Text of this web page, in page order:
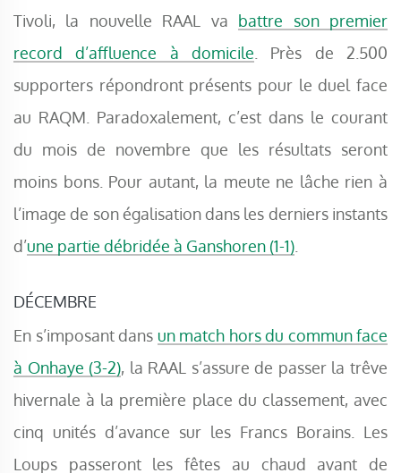
Tivoli, la nouvelle RAAL va battre son premier
record d’affluence à domicile . Près de 2.500
supporters répondront présents pour le duel face
au RAQM. Paradoxalement, c’est dans le courant
du mois de novembre que les résultats seront
moins bons. Pour autant, la meute ne lâche rien à
l’image de son égalisation dans les derniers instants
d’une partie débridée à Ganshoren (1-1)
DÉCEMBRE
En s’imposant dans un match hors du commun face
à Onhaye (3-2), la RAAL s’assure de passer la trêve
hivernale à la première place du classement, avec
cinq unités d’avance sur les Francs Borains. Les
Loups passeront les fêtes au chaud avant de